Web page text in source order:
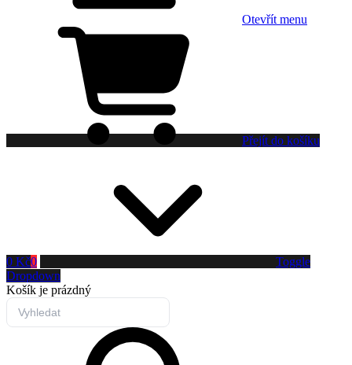
Otevřít menu
Přejít do košíku
0 Kč0
Toggle
Dropdown
Košík je prázdný